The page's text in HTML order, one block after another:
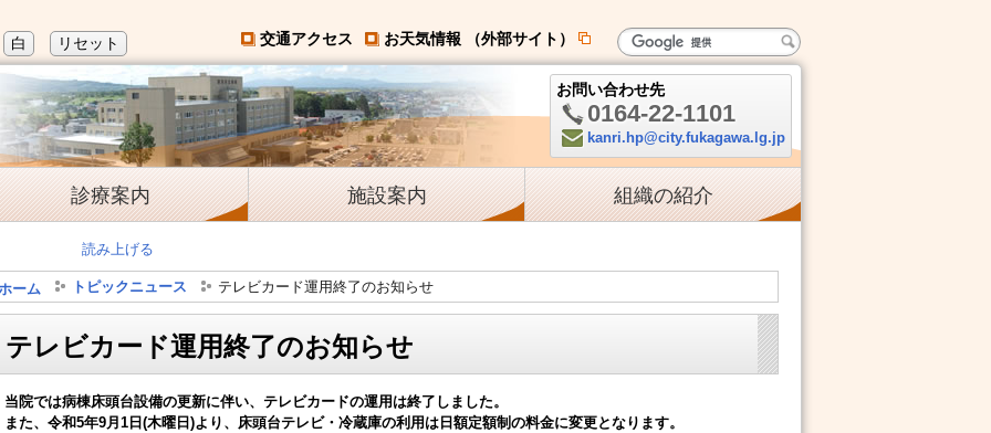
白 リセット 交通アクセス
お天気情報 （外部サイト）
新
規
ペ
ー
ジ
開
き
す
お問い合わせ先
電
話:
0164-22-1101
Mail:
kanri.hp@city.fukagawa.lg.jp
診療案内 施設案内 組織の紹介
読み上げる
ーム トピックニュース テレビカード運用終了のお知らせ
テレビカード運用終了のお知らせ
当院では病棟床頭台設備の更新に伴い、テレビカードの運用は終了しました。
また、令和5年9月1日(木曜日)より、床頭台テレビ・冷蔵庫の利用は日額定額制の料金に変更となります。